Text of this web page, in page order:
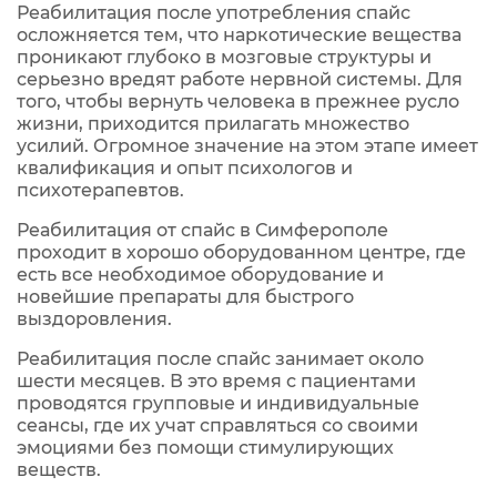
Реабилитация после употребления спайс
осложняется тем, что наркотические вещества
проникают глубоко в мозговые структуры и
серьезно вредят работе нервной системы. Для
того, чтобы вернуть человека в прежнее русло
жизни, приходится прилагать множество
усилий. Огромное значение на этом этапе имеет
квалификация и опыт психологов и
психотерапевтов.
Реабилитация от спайс в Симферополе
проходит в хорошо оборудованном центре, где
есть все необходимое оборудование и
новейшие препараты для быстрого
выздоровления.
Реабилитация после спайс занимает около
шести месяцев. В это время с пациентами
проводятся групповые и индивидуальные
сеансы, где их учат справляться со своими
эмоциями без помощи стимулирующих
веществ.